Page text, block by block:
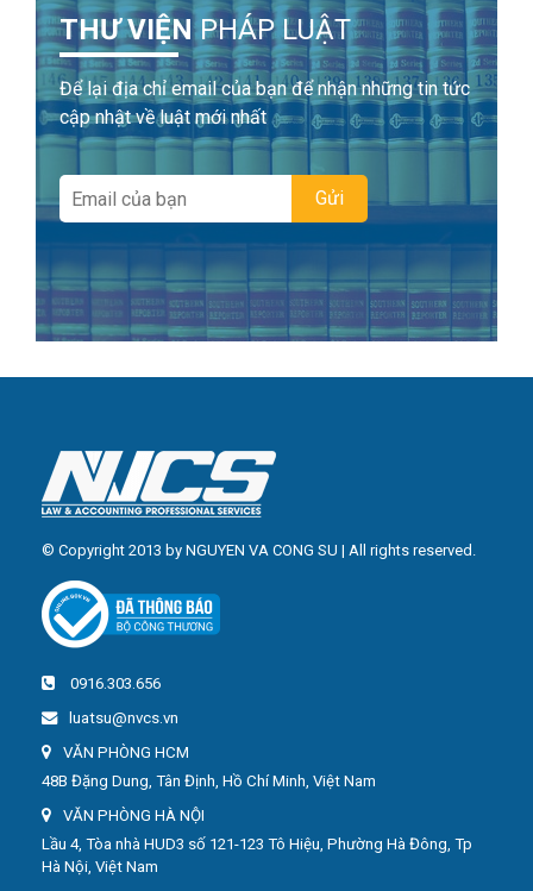
THƯ VIỆNPHÁP LUẬT
Để lại địa chỉ email của bạn để nhận những tin tức
cập nhật về luật mới nhất
© Copyright 2013 by NGUYEN VA CONG SU | All rights reserved.
0916.303.656
luatsu@nvcs.vn
VĂN PHÒNG HCM
48B Đặng Dung, Tân Định, Hồ Chí Minh, Việt Nam
VĂN PHÒNG HÀ NỘI
Lầu 4, Tòa nhà HUD3 số 121-123 Tô Hiệu, Phường Hà Đông, Tp
Hà Nội, Việt Nam